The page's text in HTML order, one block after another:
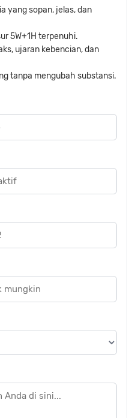
yang sopan, jelas, dan
5W+1H terpenuhi.
ujaran kebencian, dan
tanpa mengubah substansi.